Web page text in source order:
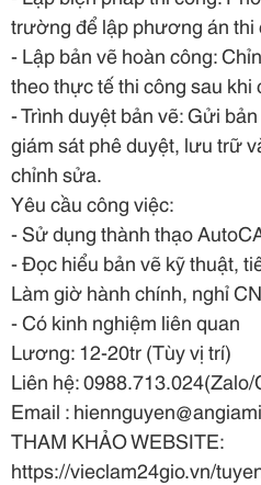
trường để lập phương án thi
- Lập bản vẽ hoàn công:
theo thực tế thi công sau khi
- Trình duyệt bản vẽ: Gửi
giám sát phê duyệt, lưu trữ
chỉnh sửa.
Yêu cầu công việc:
- Sử dụng thành thạo
- Đọc hiểu bản vẽ kỹ thuật,
Làm giờ hành chính, nghỉ CN
- Có kinh nghiệm liên quan
Lương: 12-20tr (Tùy vị trí)
Liên hệ: 0988.713.024(Zalo/
Email :
THAM KHẢO WEBSITE:
https://vieclam24gio.vn/